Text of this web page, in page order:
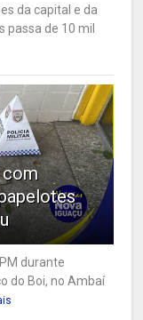
da capital e da
passa de 10 mil
com
durante
do Boi, no Ambaí